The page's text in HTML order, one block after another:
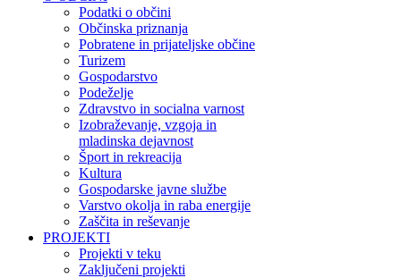
Podatki o občini
Občinska priznanja
Pobratene in prijateljske občine
Turizem
Gospodarstvo
Podeželje
Zdravstvo in socialna varnost
Izobraževanje, vzgoja in
mladinska dejavnost
Šport in rekreacija
Kultura
Gospodarske javne službe
Varstvo okolja in raba energije
Zaščita in reševanje
PROJEKTI
Projekti v teku
Zaključeni projekti